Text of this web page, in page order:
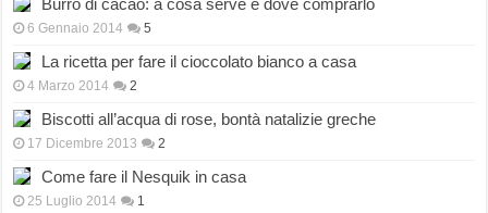
Burro di cacao: a cosa serve e dove comprarlo
6 Gennaio 2014 5
La ricetta per fare il cioccolato bianco a casa
4 Marzo 2014 2
Biscotti all’acqua di rose, bontà natalizie greche
17 Dicembre 2013 2
Come fare il Nesquik in casa
25 Luglio 2014 1